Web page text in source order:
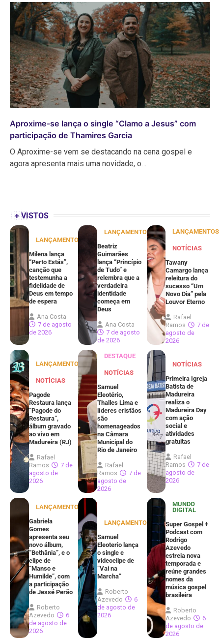
Aproxime-se lança o single “Clamo a Jesus” com
participação de Thamires Garcia
O Aproxime-se vem se destacando na cena gospel e
agora apresenta mais uma novidade, o…
+ VISTOS
LANÇAMENTOS
Milena lança
“Perto Estás”,
canção que
testemunha a
fidelidade de
Deus em tempo
de espera
Ana Costa
7 de agosto
de 2026
LANÇAMENTOS
Beatriz
Guimarães
lança “Princípio
de Tudo” e
relembra que a
verdadeira
identidade
começa em
Deus
Ana Costa
7 de agosto
de 2026
LANÇAMENTOS
NOTÍCIAS
Tawany
Camargo lança
releitura do
sucesso “Um
Novo Dia” pela
Louvor Eterno
Rafael
Ramos
7 de
agosto de
2026
LANÇAMENTOS
NOTÍCIAS
Pagode
Restaura lança
“Pagode do
Restaura”,
álbum gravado
ao vivo em
Madureira (RJ)
Rafael
Ramos
7 de
agosto de
2026
DESTAQUE
NOTÍCIAS
Samuel
Eleotério,
Thalles Lima e
líderes cristãos
são
homenageados
na Câmara
Municipal do
Rio de Janeiro
Rafael
Ramos
7 de
agosto de
2026
NOTÍCIAS
Primeira Igreja
Batista de
Madureira
realiza o
Madureira Day
com ação
social e
atividades
gratuitas
Rafael
Ramos
7 de
agosto de
2026
LANÇAMENTOS
Gabriela
Gomes
apresenta seu
novo álbum,
“Bethânia”, e o
clipe de
“Manso e
Humilde”, com
a participação
de Jessé Perão
Roberto
Azevedo
6
de agosto de
2026
LANÇAMENTOS
Samuel
Eleoterio lança
o single e
videoclipe de
“Vai na
Marcha”
Roberto
Azevedo
6
de agosto de
2026
MUNDO
DIGITAL
Super Gospel +
Podcast com
Rodrigo
Azevedo
estreia nova
temporada e
reúne grandes
nomes da
música gospel
brasileira
Roberto
Azevedo
6
de agosto de
2026